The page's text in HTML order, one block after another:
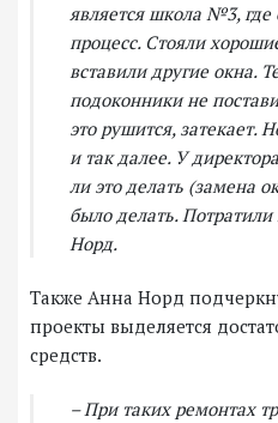
является школа №3, где
процесс. Стояли
вставили другие окна.
подоконники не
это рушится, затекает.
и так далее. У
ли это делать (замена
было делать.
Норд.
Также Анна Норд
проекты выделяется
средств.
– При таких ремонтах